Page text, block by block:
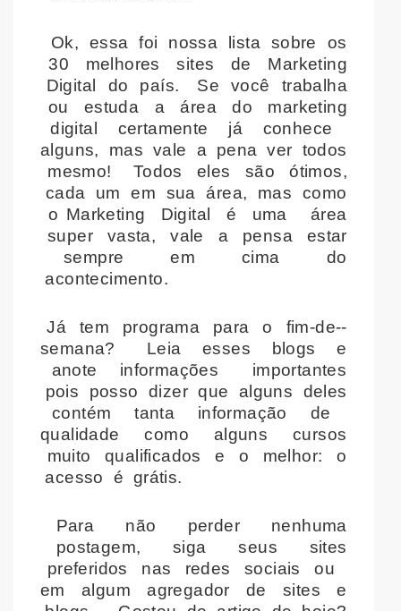
Ok, essa foi nossa lista sobre os
30 melhores sites de Marketing
Digital do país. Se você trabalha
ou estuda a área do marketing
digital certamente já conhece
alguns, mas vale a pena ver todos
mesmo! Todos eles são ótimos,
cada um em sua área, mas como
o Marketing Digital é uma área
super vasta, vale a pensa estar
sempre em cima do
acontecimento.
Já tem programa para o fim-­de-­
semana? Leia esses blogs e
anote informações importantes
pois posso dizer que alguns deles
contém tanta informação de
qualidade como alguns cursos
muito qualificados e o melhor: o
acesso é grátis.
Para não perder nenhuma
postagem, siga seus sites
preferidos nas redes sociais ou
em algum agregador de sites e